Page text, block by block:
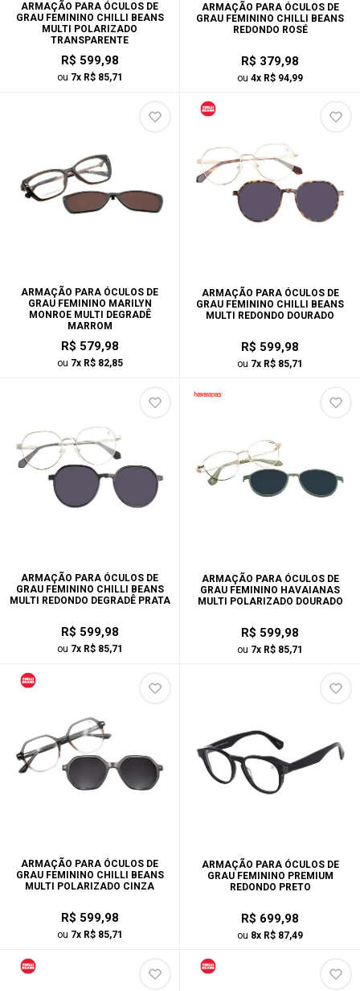
ARMAÇÃO PARA ÓCULOS DE
GRAU FEMININO CHILLI BEANS
MULTI POLARIZADO
TRANSPARENTE
R$ 599,98
ou 7x R$ 85,71
ARMAÇÃO PARA ÓCULOS DE
GRAU FEMININO CHILLI BEANS
REDONDO ROSÉ
R$ 379,98
ou 4x R$ 94,99
ARMAÇÃO PARA ÓCULOS DE
GRAU FEMININO MARILYN
MONROE MULTI DEGRADÊ
MARROM
R$ 579,98
ou 7x R$ 82,85
ARMAÇÃO PARA ÓCULOS DE
GRAU FEMININO CHILLI BEANS
MULTI REDONDO DOURADO
R$ 599,98
ou 7x R$ 85,71
ARMAÇÃO PARA ÓCULOS DE
GRAU FEMININO CHILLI BEANS
MULTI REDONDO DEGRADÊ PRATA
R$ 599,98
ou 7x R$ 85,71
ARMAÇÃO PARA ÓCULOS DE
GRAU FEMININO HAVAIANAS
MULTI POLARIZADO DOURADO
R$ 599,98
ou 7x R$ 85,71
ARMAÇÃO PARA ÓCULOS DE
GRAU FEMININO CHILLI BEANS
MULTI POLARIZADO CINZA
R$ 599,98
ou 7x R$ 85,71
ARMAÇÃO PARA ÓCULOS DE
GRAU FEMININO PREMIUM
REDONDO PRETO
R$ 699,98
ou 8x R$ 87,49